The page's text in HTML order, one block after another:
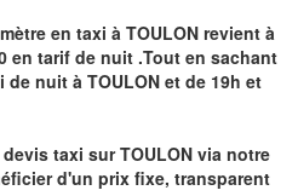
en taxi à TOULON revient à
en tarif de nuit .Tout en sachant
de nuit à TOULON et de 19h et
devis taxi surTOULON via notre
d'un prix fixe, transparent